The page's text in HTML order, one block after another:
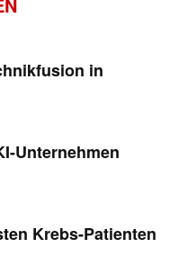
in
Unternehmen
Krebs-Patienten